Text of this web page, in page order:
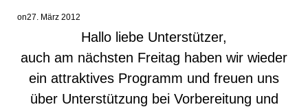
on27. März 2012
Hallo liebe Unterstützer,
auch am nächsten Freitag haben wir wieder
ein attraktives Programm und freuen uns
über Unterstützung bei Vorbereitung und